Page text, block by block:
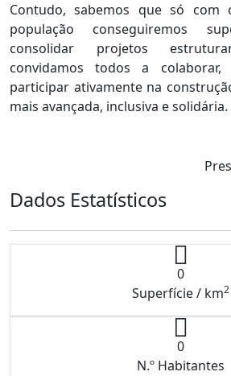
Contudo, sabemos que só com
população conseguiremos
consolidar projetos
convidamos todos a
participar ativamente na
mais avançada, inclusiva e solidária.
Dados Estatísticos
0
Superfície / km2
0
N.º Habitantes